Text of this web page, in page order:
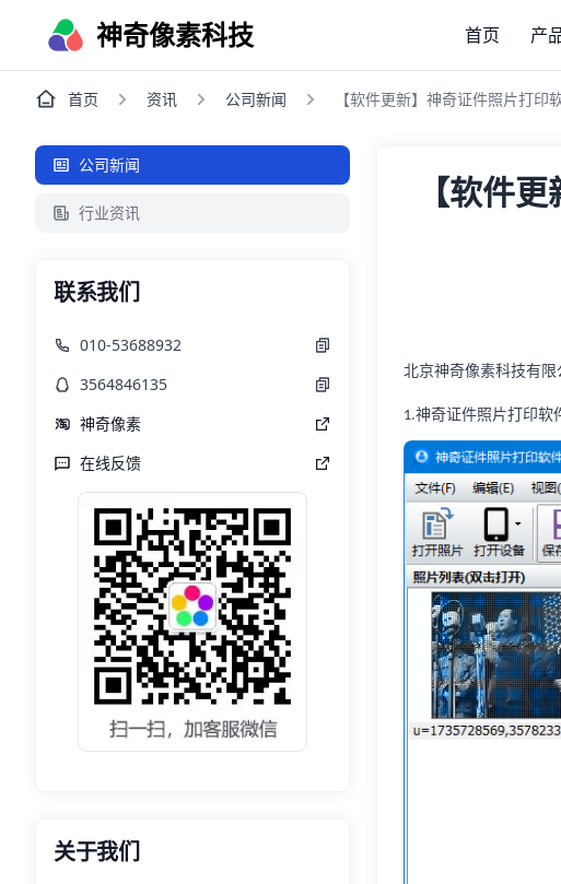
神奇像素科技 首页 产
首页 资讯 公司新闻 【软件更新】神奇证件照片打
公司新闻
行业资讯
联系我们
010-53688932
3564846135
神奇像素
在线反馈
关于我们
【软件
北京神奇像素科技有限
1.神奇证件照片打印软